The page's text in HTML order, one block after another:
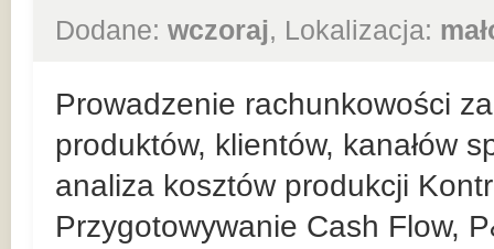
Dodane: wczoraj, Lokalizacja:
Prowadzenie rachunkowości
produktów, klientów, kanałów
analiza kosztów produkcji
Przygotowywanie Cash Flow,